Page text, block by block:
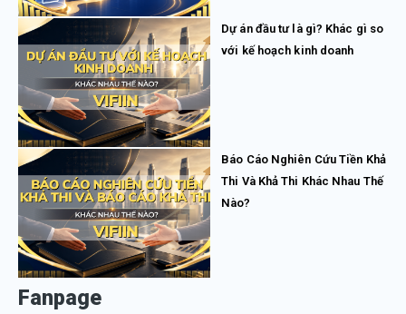
Dự án đầu tư là gì? Khác gì so
với kế hoạch kinh doanh
Báo Cáo Nghiên Cứu Tiền Khả
Thi Và Khả Thi Khác Nhau Thế
Nào?
Fanpage